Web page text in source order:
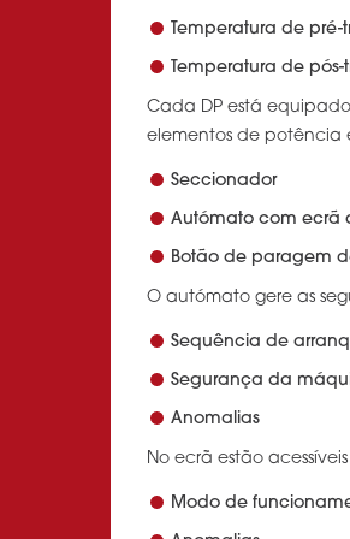
Temperatura de
Temperatura de
Cada DP está
elementos de potência
Seccionador
Autómato com ecrã
Botão de paragem
O autómato gere as
Sequência de
Segurança da
Anomalias
No ecrã estão
Modo de